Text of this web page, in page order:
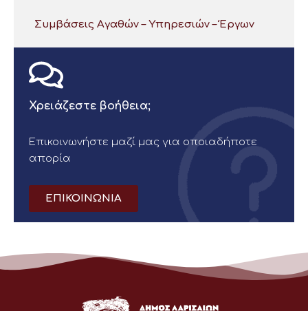
Συμβάσεις Αγαθών – Υπηρεσιών – Έργων
Χρειάζεστε βοήθεια;
Επικοινωνήστε μαζί μας για οποιαδήποτε
απορία
ΕΠΙΚΟΙΝΩΝΙΑ